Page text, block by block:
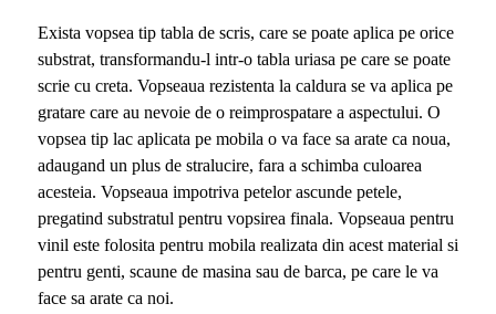
Exista vopsea tip tabla de scris, care se poate aplica pe orice
substrat, transformandu-l intr-o tabla uriasa pe care se poate
scrie cu creta. Vopseaua rezistenta la caldura se va aplica pe
gratare care au nevoie de o reimprospatare a aspectului. O
vopsea tip lac aplicata pe mobila o va face sa arate ca noua,
adaugand un plus de stralucire, fara a schimba culoarea
acesteia. Vopseaua impotriva petelor ascunde petele,
pregatind substratul pentru vopsirea finala. Vopseaua pentru
vinil este folosita pentru mobila realizata din acest material si
pentru genti, scaune de masina sau de barca, pe care le va
face sa arate ca noi.